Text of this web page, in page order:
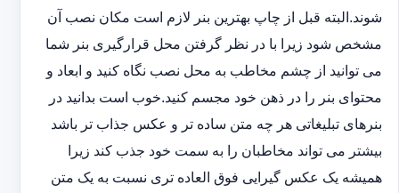
شوند.البته قبل از چاپ بهترین بنر لازم است مکان نصب آن
مشخص شود زیرا با در نظر گرفتن محل قرارگیری بنر شما
می توانید از چشم مخاطب به محل نصب نگاه کنید و ابعاد و
محتوای بنر را در ذهن خود مجسم کنید.خوب است بدانید در
بنرهای تبلیغاتی هر چه متن ساده تر و عکس جذاب تر باشد
بیشتر می تواند مخاطبان را به سمت خود جذب کند زیرا
همیشه یک عکس گیرایی فوق العاده تری نسبت به یک متن